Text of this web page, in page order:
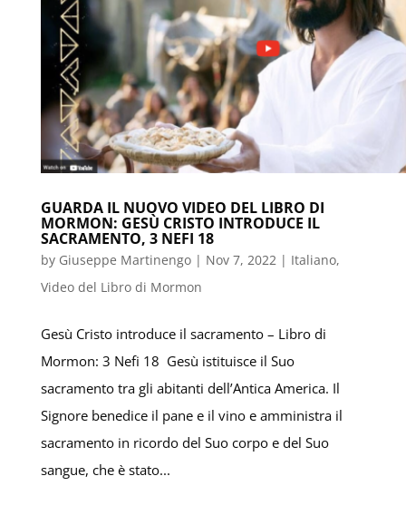
GUARDA IL NUOVO VIDEO DEL LIBRO DI
MORMON: GESÙ CRISTO INTRODUCE IL
SACRAMENTO, 3 NEFI 18
by Giuseppe Martinengo| Nov 7, 2022| Italiano,
Video del Libro di Mormon
Gesù Cristo introduce il sacramento – Libro di
Mormon: 3 Nefi 18 Gesù istituisce il Suo
sacramento tra gli abitanti dell’Antica America. Il
Signore benedice il pane e il vino e amministra il
sacramento in ricordo del Suo corpo e del Suo
sangue, che è stato...